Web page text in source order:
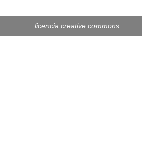
licencia creative commons